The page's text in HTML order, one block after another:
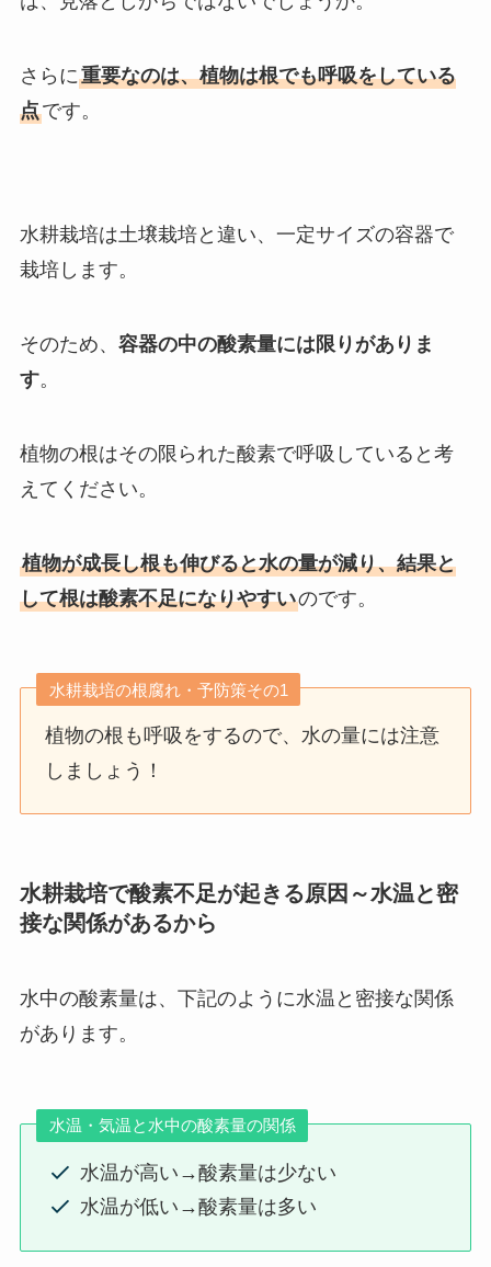
さらに重要なのは、植物は根でも呼吸をしている
点です。
水耕栽培は土壌栽培と違い、一定サイズの容器で
栽培します。
そのため、 容器の中の酸素量には限りがありま
す。
植物の根はその限られた酸素で呼吸していると考
えてください。
植物が成長し根も伸びると水の量が減り、結果と
して根は酸素不足になりやすいのです。
水耕栽培の根腐れ・予防策その1
植物の根も呼吸をするので、水の量には注意
しましょう！
水耕栽培で酸素不足が起きる原因～水温と密
接な関係があるから
水中の酸素量は、下記のように水温と密接な関係
があります。
水温・気温と水中の酸素量の関係
水温が高い→酸素量は少ない
水温が低い→酸素量は多い